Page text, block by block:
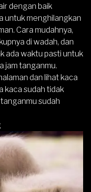
dengan baik
untuk menghilangkan
Cara mudahnya,
di wadah, dan
ada waktu pasti untuk
jam tanganmu.
dan lihat kaca
kaca sudah tidak
sudah